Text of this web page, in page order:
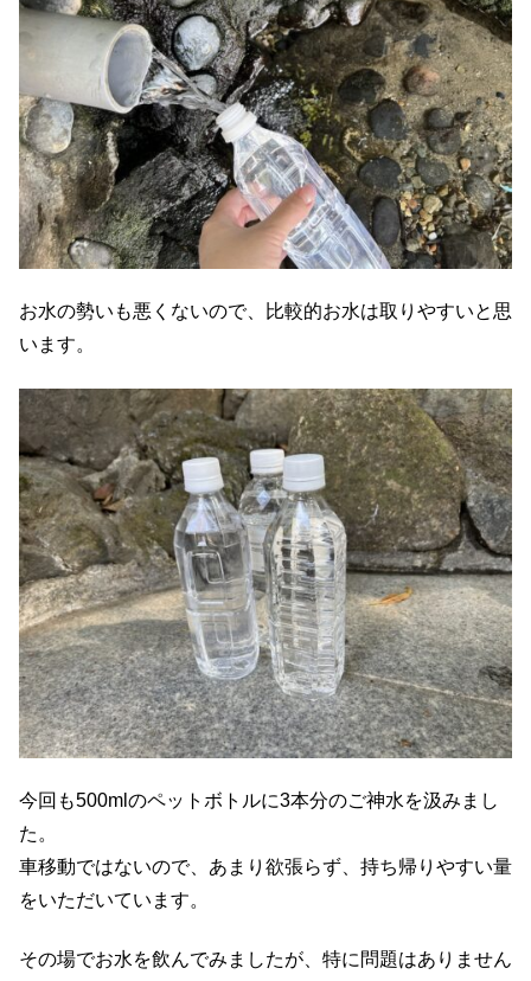
お水の勢いも悪くないので、比較的お水は取りやすいと思
います。
今回も500mlのペットボトルに3本分のご神水を汲みまし
た。
車移動ではないので、あまり欲張らず、持ち帰りやすい量
をいただいています。
その場でお水を飲んでみましたが、特に問題はありません